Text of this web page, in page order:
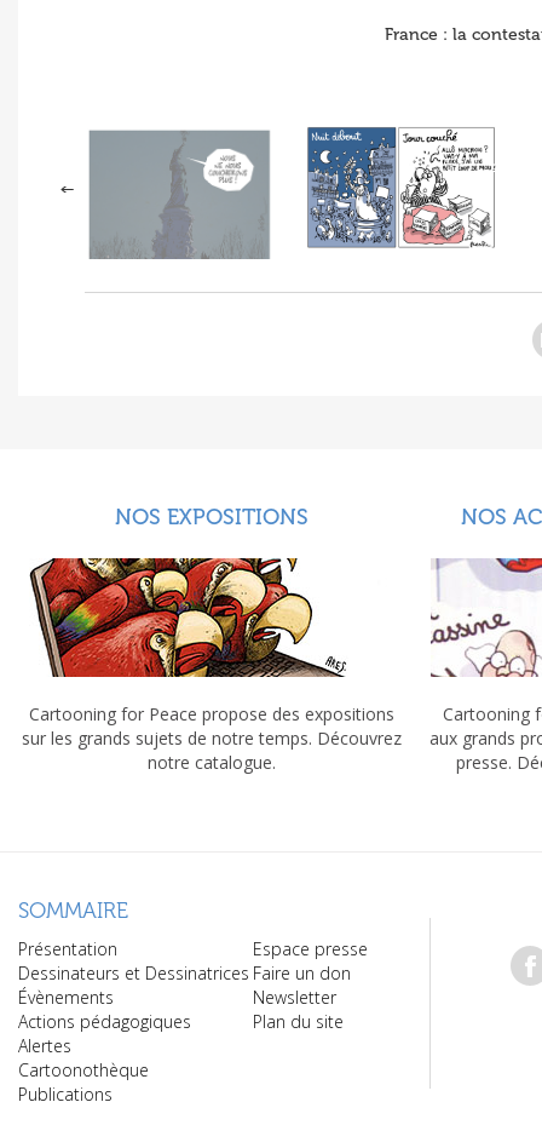
France : la
NOS EXPOSITIONS
Cartooning for Peace propose des expositions
sur les grands sujets de notre temps. Découvrez
notre catalogue.
NOS
Cartooning
aux grands
presse.
SOMMAIRE
Présentation
Dessinateurs et Dessinatrices
Évènements
Actions pédagogiques
Alertes
Cartoonothèque
Publications
Espace presse
Faire un don
Newsletter
Plan du site